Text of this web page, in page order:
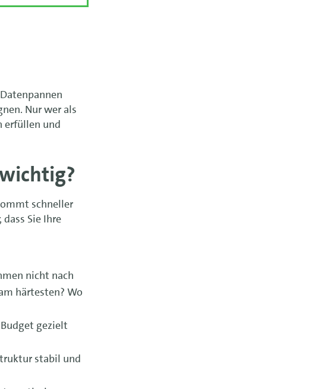
Nur wer als
erfüllen und
schneller
Sie Ihre
nicht nach
härtesten? Wo
gezielt
stabil und